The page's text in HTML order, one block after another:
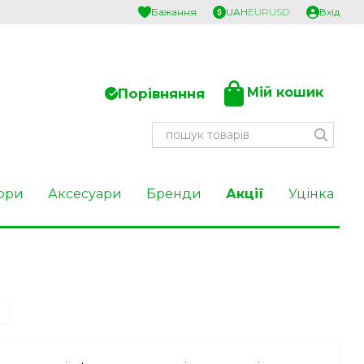
Бажання UAHEURUSD Вхід
Порівняння Мій кошик
Аксесуари Бренди Акції Уцінка